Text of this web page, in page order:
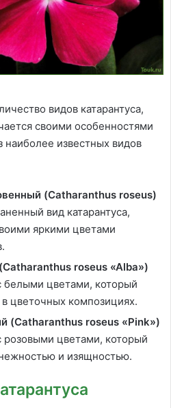
видов катарантуса,
своими особенностями
известных видов
(Catharanthus roseus)
вид катарантуса,
яркими цветами
roseus «Alba»)
белыми цветами, который
в цветочных композициях.
(Catharanthus roseus «Pink»)
розовыми цветами, который
и изящностью.